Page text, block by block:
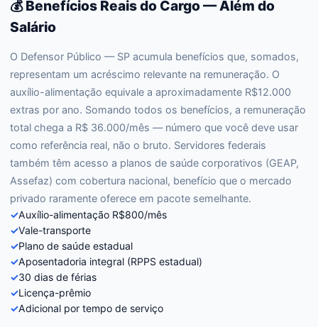
💰 Benefícios Reais do Cargo — Além do
Salário
O Defensor Público — SP acumula benefícios que, somados,
representam um acréscimo relevante na remuneração. O
auxílio-alimentação equivale a aproximadamente R$12.000
extras por ano. Somando todos os benefícios, a remuneração
total chega a R$ 36.000/mês — número que você deve usar
como referência real, não o bruto. Servidores federais
também têm acesso a planos de saúde corporativos (GEAP,
Assefaz) com cobertura nacional, benefício que o mercado
privado raramente oferece em pacote semelhante.
✓Auxílio-alimentação R$800/mês
✓Vale-transporte
✓Plano de saúde estadual
✓Aposentadoria integral (RPPS estadual)
✓30 dias de férias
✓Licença-prêmio
✓Adicional por tempo de serviço